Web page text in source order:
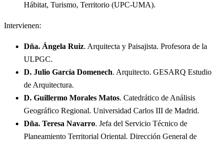
Hábitat, Turismo, Territorio (UPC-UMA).
Intervienen:
Dña. Ángela Ruiz. Arquitecta y Paisajista. Profesora de la
ULPGC.
D. Julio García Domenech. Arquitecto. GESARQ Estudio
de Arquitectura.
D. Guillermo Morales Matos. Catedrático de Análisis
Geográfico Regional. Universidad Carlos III de Madrid.
Dña. Teresa Navarro. Jefa del Servicio Técnico de
Planeamiento Territorial Oriental. Dirección General de